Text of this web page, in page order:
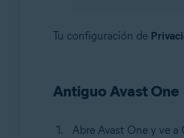
Tu configuración de
Antiguo Avast One
Abre Avast One y ve a